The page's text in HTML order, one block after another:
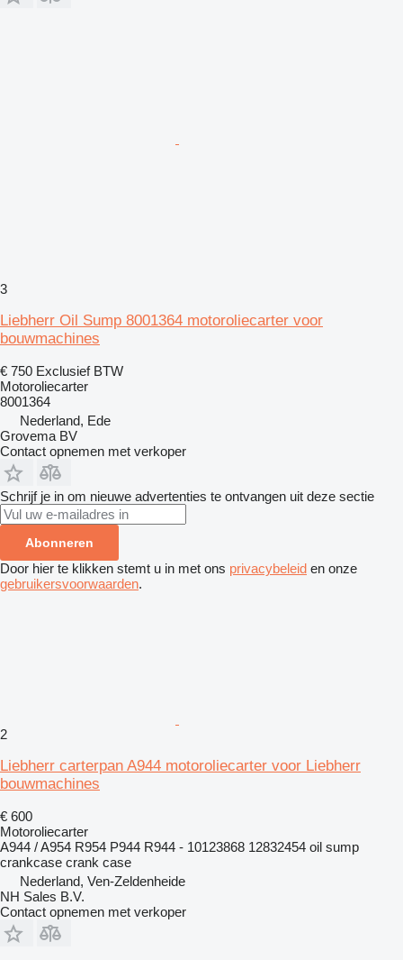
3
Liebherr Oil Sump 8001364 motoroliecarter voor
bouwmachines
€ 750 Exclusief BTW
Motoroliecarter
8001364
Nederland, Ede
Grovema BV
Contact opnemen met verkoper
Schrijf je in om nieuwe advertenties te ontvangen uit deze sectie
Abonneren
Door hier te klikken stemt u in met ons privacybeleid en onze
gebruikersvoorwaarden.
2
Liebherr carterpan A944 motoroliecarter voor Liebherr
bouwmachines
€ 600
Motoroliecarter
A944 / A954 R954 P944 R944 - 10123868 12832454 oil sump
crankcase crank case
Nederland, Ven-Zeldenheide
NH Sales B.V.
Contact opnemen met verkoper